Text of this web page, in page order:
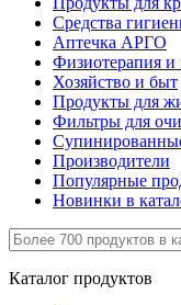
Средства
Аптечка АРГО
Физиотерапия и
Хозяйство и быт
Продукты для
Фильтры для
Производители
Популярные
Новинки в
Каталог продуктов